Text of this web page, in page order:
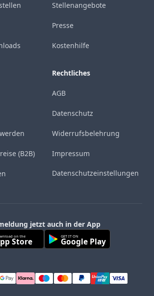
(B2B)
Stellenangebote
Presse
Kostenhilfe
Rechtliches
AGB
Datenschutz
Widerrufsbelehrung
Impressum
Datenschutzeinstellungen
jetzt auch in der App
on the
Store GET IT ON
Google Play